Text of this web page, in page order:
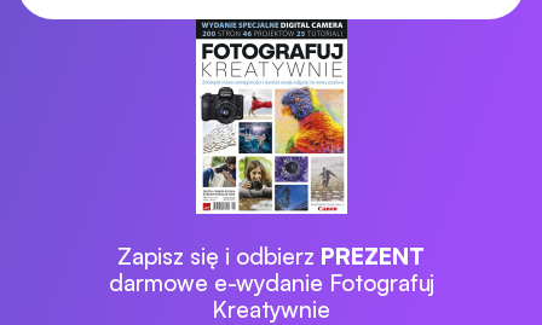
Zapisz się i odbierz PREZENT
darmowe e-wydanie Fotografuj
Kreatywnie